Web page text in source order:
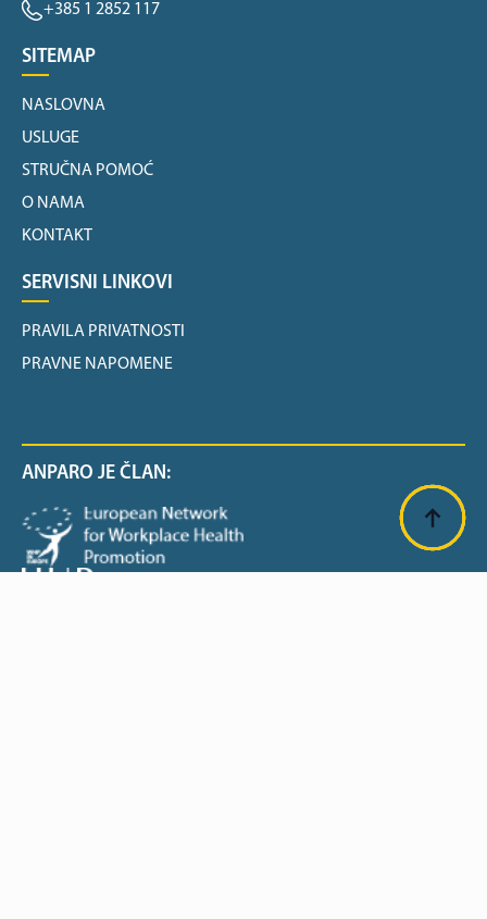
+385 1 2852 117
SITEMAP
NASLOVNA
USLUGE
STRUČNA POMOĆ
O NAMA
KONTAKT
SERVISNI LINKOVI
PRAVILA PRIVATNOSTI
PRAVNE NAPOMENE
ANPARO JE ČLAN: